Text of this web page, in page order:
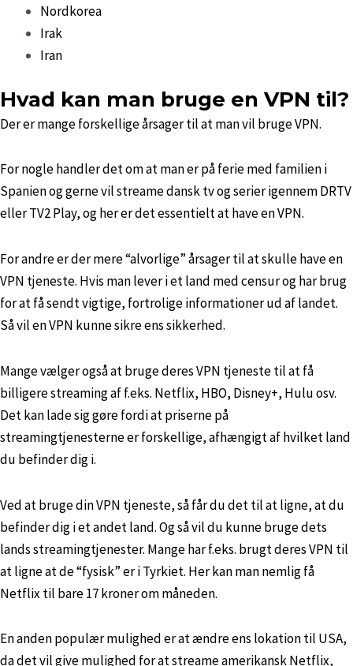
Nordkorea
Irak
Iran
Hvad kan man bruge en VPN til?
Der er mange forskellige årsager til at man vil bruge VPN.
For nogle handler det om at man er på ferie med familien i
Spanien og gerne vil streame dansk tv og serier igennem DRTV
eller TV2 Play, og her er det essentielt at have en VPN.
For andre er der mere “alvorlige” årsager til at skulle have en
VPN tjeneste. Hvis man lever i et land med censur og har brug
for at få sendt vigtige, fortrolige informationer ud af landet.
Så vil en VPN kunne sikre ens sikkerhed.
Mange vælger også at bruge deres VPN tjeneste til at få
billigere streaming af f.eks. Netflix, HBO, Disney+, Hulu osv.
Det kan lade sig gøre fordi at priserne på
streamingtjenesterne er forskellige, afhængigt af hvilket land
du befinder dig i.
Ved at bruge din VPN tjeneste, så får du det til at ligne, at du
befinder dig i et andet land. Og så vil du kunne bruge dets
lands streamingtjenester. Mange har f.eks. brugt deres VPN til
at ligne at de “fysisk” er i Tyrkiet. Her kan man nemlig få
Netflix til bare 17 kroner om måneden.
En anden populær mulighed er at ændre ens lokation til USA,
da det vil give mulighed for at streame amerikansk Netflix,